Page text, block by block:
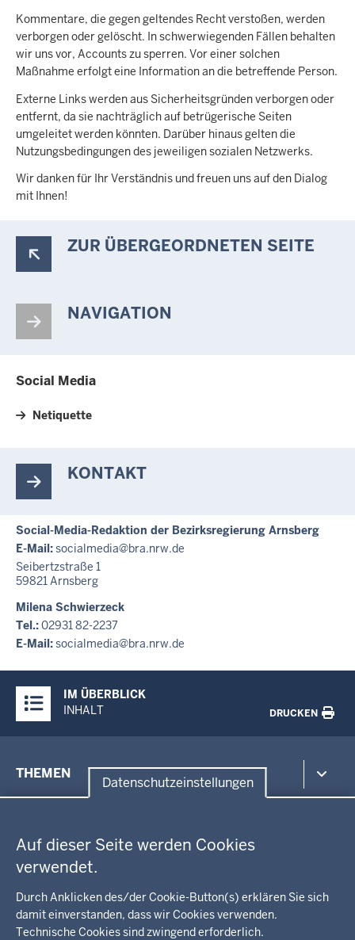
Datenschutzeinstellungen
Auf dieser Seite werden Cookies
verwendet.
Durch Anklicken des/der Cookie-Button(s) erklären Sie sich
damit einverstanden, dass wir Cookies verwenden.
Technische Cookies sind zwingend erforderlich.
Kommentare, die gegen geltendes Recht verstoßen, werden
verborgen oder gelöscht. In schwerwiegenden Fällen behalten
wir uns vor, Accounts zu sperren. Vor einer solchen
Maßnahme erfolgt eine Information an die betreffende Person.
Externe Links werden aus Sicherheitsgründen verborgen oder
entfernt, da sie nachträglich auf betrügerische Seiten
umgeleitet werden könnten. Darüber hinaus gelten die
Nutzungsbedingungen des jeweiligen sozialen Netzwerks.
Wir danken für Ihr Verständnis und freuen uns auf den Dialog
mit Ihnen!
ZUR ÜBERGEORDNETEN SEITE
NAVIGATION
Social Media
Netiquette
KONTAKT
Social-Media-Redaktion der Bezirksregierung Arnsberg
E-Mail:socialmedia@bra.nrw.de
Seibertzstraße 1
59821Arnsberg
Milena Schwierzeck
Tel.:02931 82-2237
E-Mail:socialmedia@bra.nrw.de
Inhalte
IM ÜBERBLICK
INHALT
DRUCKEN
der
THEMEN
Kommunalaufsicht, Planung, Verkehr
Energie, Bergbau
Recht, Ordnung
Integration, Migration
Behördenleitung
Regierungsbezirk
KARRIERE
Stellenausschreibungen